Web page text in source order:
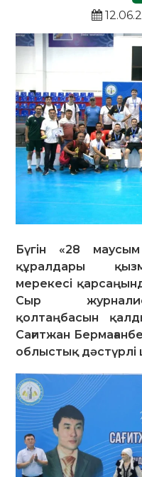
Бүгін «28
құралдары
мерекесі
Сыр
қолтаңбасын
Сағитжан
облыстық дәстүрлі